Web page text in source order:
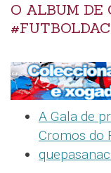
O ALBUM DE
A Gala de
Cromos do